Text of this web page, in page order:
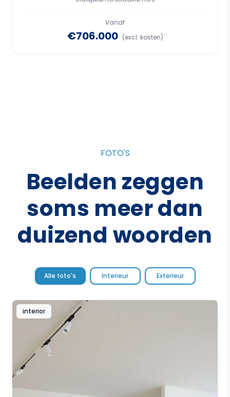
Vanaf
€706.000 (excl. kosten)
FOTO'S
Beelden zeggen
soms meer dan
duizend woorden
Alle foto's Interieur Exterieur
interior